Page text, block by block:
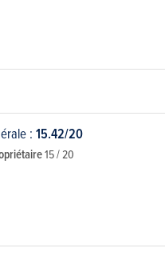
: 15.42/20
15 / 20